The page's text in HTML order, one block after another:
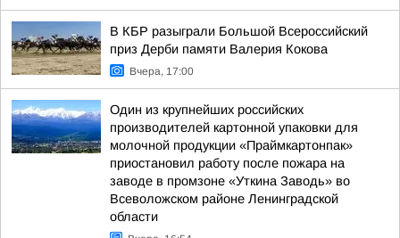
В КБР разыграли Большой Всероссийский
приз Дерби памяти Валерия Кокова
Вчера, 17:00
Один из крупнейших российских
производителей картонной упаковки для
молочной продукции «Праймкартонпак»
приостановил работу после пожара на
заводе в промзоне «Уткина Заводь» во
Всеволожском районе Ленинградской
области